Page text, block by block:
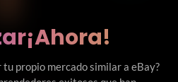
¡Ahora!
propio mercado similar a eBay?